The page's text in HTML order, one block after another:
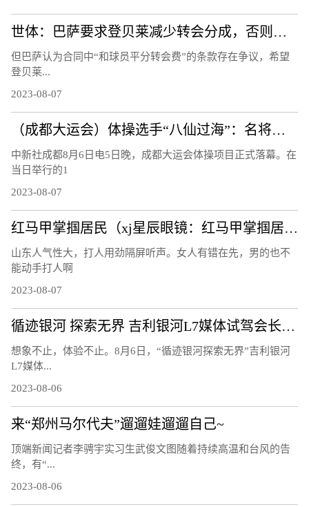
世体：巴萨要求登贝莱减少转会分成，否则能将他“扣留”至21日
但巴萨认为合同中“和球员平分转会费”的条款存在争议，希望
登贝莱...
2023-08-07
（成都大运会）体操选手“八仙过海”：名将惺惺相惜 遗憾收获并存
中新社成都8月6日电5日晚，成都大运会体操项目正式落幕。在
当日举行的1
2023-08-07
红马甲掌掴居民（xj星辰眼镜：红马甲掌掴居民）
山东人气性大，打人用劲隔屏听声。女人有错在先，男的也不
能动手打人啊
2023-08-07
循迹银河 探索无界 吉利银河L7媒体试驾会长春站圆满结束！
想象不止，体验不止。8月6日，“循迹银河探索无界”吉利银河
L7媒体...
2023-08-06
来“郑州马尔代夫”遛遛娃遛遛自己~
顶端新闻记者李骋宇实习生武俊文图随着持续高温和台风的告
终，有“...
2023-08-06